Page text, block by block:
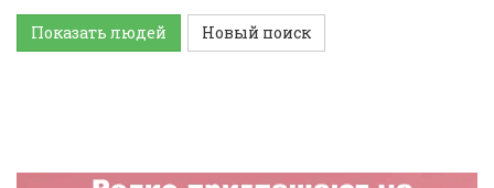
Показать людей Новый поиск